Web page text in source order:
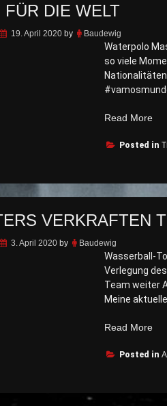
FÜR DIE WELT
19. April 2020by Baudewig
Waterpolo
so viele
Read More
die
Posted in
VERKRAFTEN
3. April 2020by Baudewig
Wasserball-
Verlegung
Team weiter
Meine
Read More
Posted in